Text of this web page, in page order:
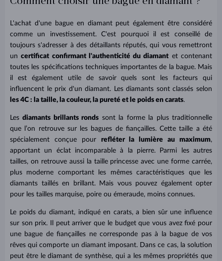
L'achat d'une bague en diamant peut également être considéré
comme un investissement. C'est pourquoi il est conseillé de
toujours s'adresser à des détaillants réputés, qui vous remettront
uncertificat confirmant l'authenticité du diamantet contenant
toutes les spécifications techniques importantes de la bague. Mais
il est également utile de savoir quels sont les facteurs qui
influencent le prix d'un diamant. Les diamants sont classés selon
les 4C : la taille, la couleur, la pureté et le poids en carats.
Lesdiamants brillants ronds sont la forme la plus traditionnelle
que l’on retrouve sur les bagues de fiançailles. Cette taille a été
spécialement conçue pour refléter la lumière au maximum,
apportant un éclat incomparable à la pierre. Parmi les autres
tailles, on retrouve aussi la taille princesse avec une forme carrée,
plus moderne comportant les mêmes caractéristiques que les
diamants taillés en brillant. Mais vous pouvez également opter
pour les tailles marquise, poire ou émeraude, moins connues.
Le poids du diamant, indiqué en carats, a bien sûr une influence
sur son prix. Il peut arriver que le budget que vous avez fixé pour
une bague de fiançailles ne corresponde pas à la bague de vos
rêves qui comporte un diamant imposant. Dans ce cas, la solution
peut être le diamant de synthèse, qui a les mêmes propriétés que